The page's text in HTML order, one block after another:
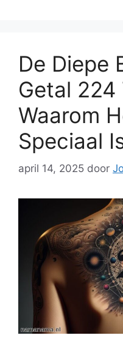
De Diepe
Getal 224
Waarom
Speciaal
april 14, 2025 door